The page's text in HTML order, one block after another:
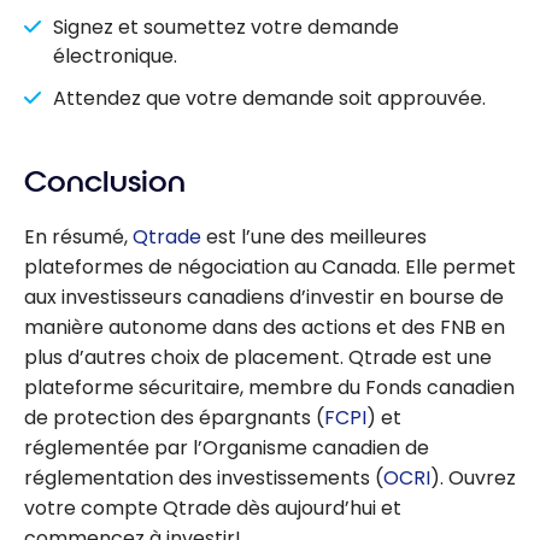
Signez et soumettez votre demande
électronique.
Attendez que votre demande soit approuvée.
Conclusion
En résumé,Qtradeest l’une des meilleures
plateformes de négociation au Canada. Elle permet
aux investisseurs canadiens d’investir en bourse de
manière autonome dans des actions et des FNB en
plus d’autres choix de placement. Qtrade est une
plateforme sécuritaire, membre du Fonds canadien
de protection des épargnants (FCPI) et
réglementée par l’Organisme canadien de
réglementation des investissements (OCRI). Ouvrez
votre compte Qtrade dès aujourd’hui et